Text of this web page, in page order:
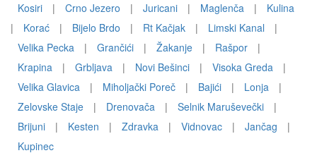
Kosiri | Crno Jezero | Juricani | Maglenča |
Kulina
|
Korać | Bijelo Brdo | Rt Kačjak | Limski Kanal
|
Velika Pecka
| Grančići | Žakanje | Rašpor
|
Krapina
| Grbljava | Novi Bešinci | Visoka Greda
|
Velika Glavica
| Miholjački Poreč | Bajići | Lonja
|
Zelovske Staje
| Drenovača | Selnik Maruševečki
|
Brijuni
| Kesten | Zdravka | Vidnovac | Jančag
|
Kupinec